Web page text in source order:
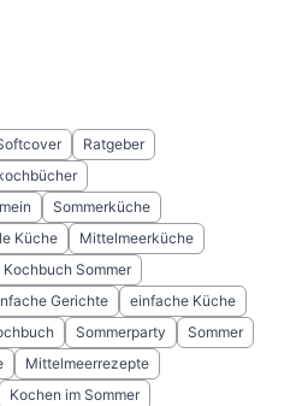
Ratgeber
Sommerküche
Küche
Mittelmeerküche
Kochbuch Sommer
Gerichte
einfache Küche
Sommerparty
Sommer
Mittelmeerrezepte
Kochen im Sommer